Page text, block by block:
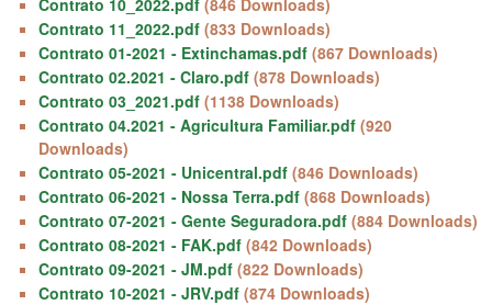
Contrato 11_2022.pdf (833 Downloads)
Contrato 01-2021 - Extinchamas.pdf (867 Downloads)
Contrato 02.2021 - Claro.pdf (878 Downloads)
Contrato 03_2021.pdf (1138 Downloads)
Contrato 04.2021 - Agricultura Familiar.pdf (920
Downloads)
Contrato 05-2021 - Unicentral.pdf (846 Downloads)
Contrato 06-2021 - Nossa Terra.pdf (868 Downloads)
Contrato 07-2021 - Gente Seguradora.pdf (884 Downloads)
Contrato 08-2021 - FAK.pdf (842 Downloads)
Contrato 09-2021 - JM.pdf (822 Downloads)
Contrato 10-2021 - JRV.pdf (874 Downloads)